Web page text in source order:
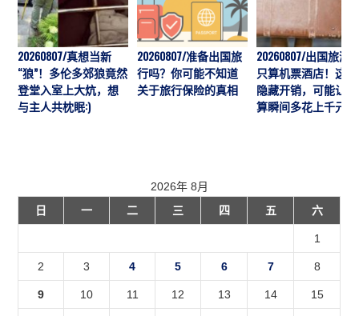
20260807/真想当新
“狼”！多伦多郊狼竟然
登堂入室上大炕，想
与主人共枕眠:)
20260807/准备出国旅
行吗？你可能不知道
关于旅行保险的真相
20260807/出国旅游
只算机票酒店！这7
隐藏开销，可能让预
算瞬间多花上千元
2026年 8月
日
一 二 三 四 五 六
1
2 3 4 5 6 7 8
9 10 11 12 13 14 15